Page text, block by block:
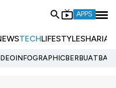
APPS
TECHLIFESTYLESHARIA
INFOGRAPHIC